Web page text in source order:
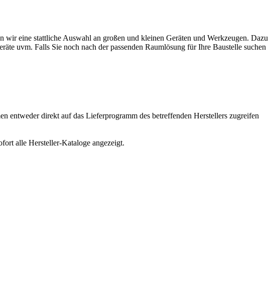
wir eine stattliche Auswahl an großen und kleinen Geräten und Werkzeugen. Dazu
uvm. Falls Sie noch nach der passenden Raumlösung für Ihre Baustelle suchen
entweder direkt auf das Lieferprogramm des betreffenden Herstellers zugreifen
alle Hersteller-Kataloge angezeigt.